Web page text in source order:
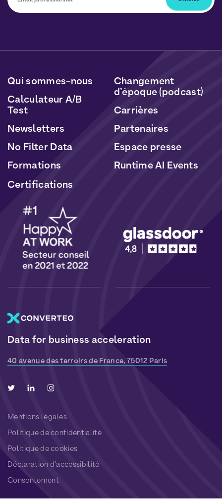
données seront traitées conformément à notre
et deCookies
Data for business acceleration
40 avenue des terroirs de France, 75012 Paris
Qui sommes-nous
Calculateur A/B
Test
Newsletters
No Filter Data
Formations
Changement
d’époque (podcast)
Carrières
Partenaires
Espace presse
Runtime AI Events
Certifications
Mentions légales
Politique de confidentialité
Politique de cookies
Déclaration d’accessibilité
Consentement